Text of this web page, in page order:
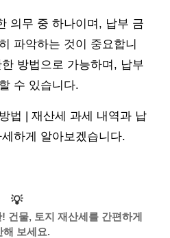
의무 중 하나이며, 납부 금
파악하는 것이 중요합니
방법으로 가능하며, 납부
수 있습니다.
법 | 재산세 과세 내역과 납
하게 알아보겠습니다.
💡
건물, 토지 재산세를 간편하게
해 보세요.